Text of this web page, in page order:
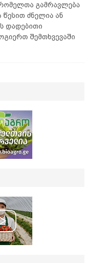
რომელთა გამრავლება
წესით ძნელია ან
დადებითი
შემთხვევაში